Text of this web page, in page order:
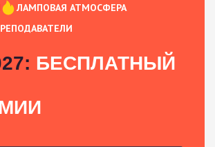
ЛАМПОВАЯ АТМОСФЕРА
БЕСПЛАТНЫЙ